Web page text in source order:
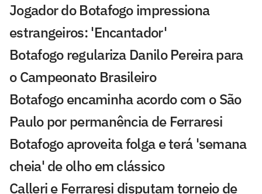
Jogador do Botafogo impressiona
estrangeiros: 'Encantador'
Botafogo regulariza Danilo Pereira para
o Campeonato Brasileiro
Botafogo encaminha acordo com o São
Paulo por permanência de Ferraresi
Botafogo aproveita folga e terá 'semana
cheia' de olho em clássico
Calleri e Ferraresi disputam torneio de